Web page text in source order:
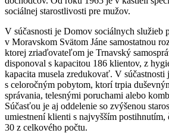
sociálnej starostlivosti pre mužov.
V súčasnosti je Domov sociálnych služieb
v Moravskom Svätom Jáne samostatnou
ktorej zriaďovateľom je Trnavský
disponoval s kapacitou 186 klientov, z
kapacita musela zredukovať. V
s celoročným pobytom, ktorí trpia
správania, telesnými poruchami alebo
Súčasťou je aj oddelenie so zvýšenou
umiestnení klienti s najvyšším postihnutím,
30 z celkového počtu.